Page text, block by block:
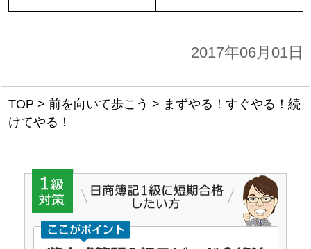
2017年06月01日
TOP > 前を向いて歩こう > まずやる！すぐやる！続
けてやる！